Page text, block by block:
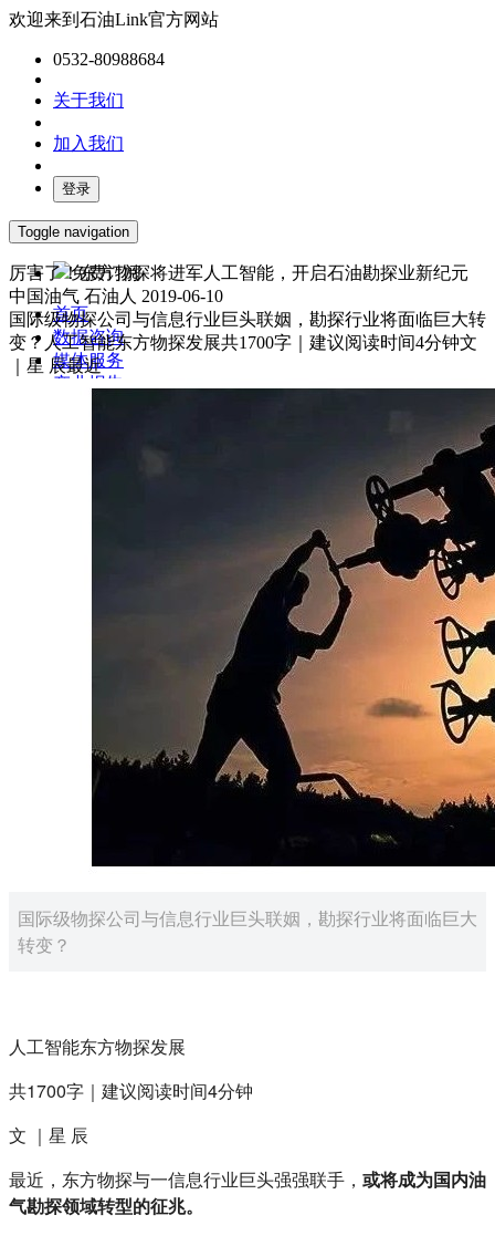
欢迎来到石油Link官方网站
0532-80988684
关于我们
加入我们
登录
Toggle navigation
免费订阅
首页
数据咨询
媒体服务
产业报告
厉害了！东方物探将进军人工智能，开启石油勘探业新纪元
中国油气 石油人 2019-06-10
国际级物探公司与信息行业巨头联姻，勘探行业将面临巨大转
变？人工智能东方物探发展共1700字｜建议阅读时间4分钟文
｜星 辰最近
国际级物探公司与信息行业巨头联姻，勘探行业将面临巨大
转变？
人工智能东方物探发展
共1700字｜建议阅读时间4分钟
文 ｜星 辰
最近，东方物探与一信息行业巨头强强联手， 或将成为国内油
气勘探领域转型的征兆。